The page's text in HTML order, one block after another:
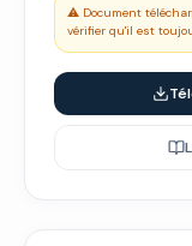
⚠️ Document
vérifier qu'il est